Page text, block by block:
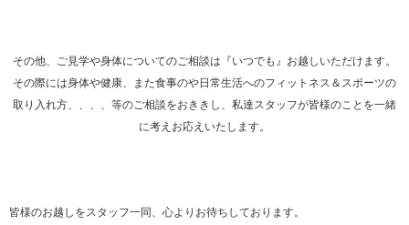
その他、ご見学や身体についてのご相談は『いつでも』お越しいただけます。
その際には身体や健康、また食事のや日常生活へのフィットネス＆スポーツの
取り入れ方、、、、等のご相談をおききし、私達スタッフが皆様のことを一緒
に考えお応えいたします。
皆様のお越しをスタッフ一同、心よりお待ちしております。